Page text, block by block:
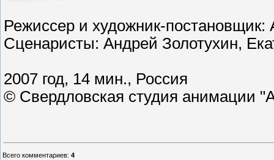
Режиссер и художник-постановщик:
Сценаристы: Андрей Золотухин,
2007 год, 14 мин., Россия
© Свердловская студия анимации
Всего комментариев: 4